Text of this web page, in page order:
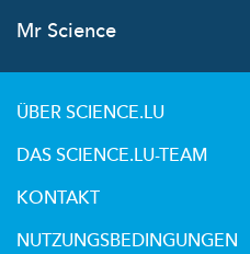
Mr Science
ÜBER SCIENCE.LU
DAS SCIENCE.LU-TEAM
KONTAKT
NUTZUNGSBEDINGUNGEN